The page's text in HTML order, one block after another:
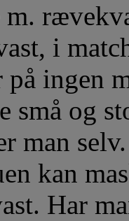
i
ingen
små og
man
kan
Har